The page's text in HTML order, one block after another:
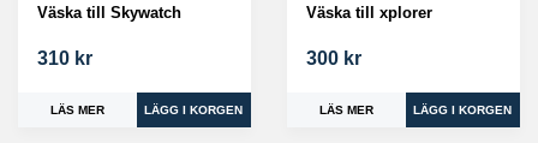
Väska till Skywatch
310 kr
LÄS MER
Väska till xplorer
300 kr
LÄS MER